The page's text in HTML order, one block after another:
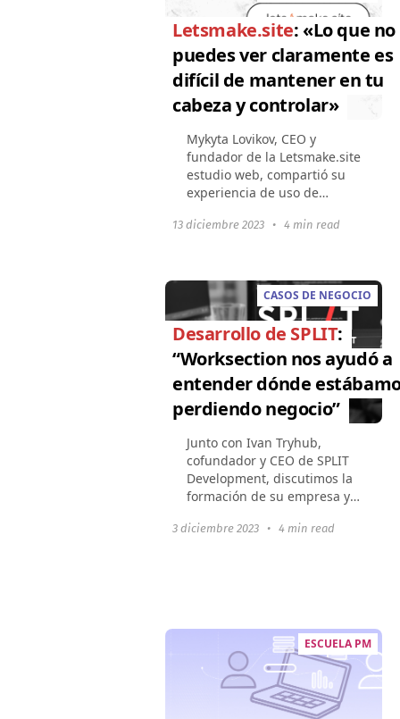
Letsmake.site: «Lo que no
puedes ver claramente es
difícil de mantener en tu
cabeza y controlar»
Mykyta Lovikov, CEO y
fundador de la Letsmake.site
estudio web, compartió su
experiencia de uso de
Además, Mykyta habló sobre
13 diciembre 2023 • 4 min read
CASOS DE NEGOCIO
Desarrollo de SPLIT:
“Worksection nos ayudó a
entender dónde
perdiendo negocio”
Junto con Ivan Tryhub,
cofundador y CEO de SPLIT
Development, discutimos la
formación de su empresa y
proyectos, las ventajas de
3 diciembre 2023 • 4 min read
ESCUELA PM